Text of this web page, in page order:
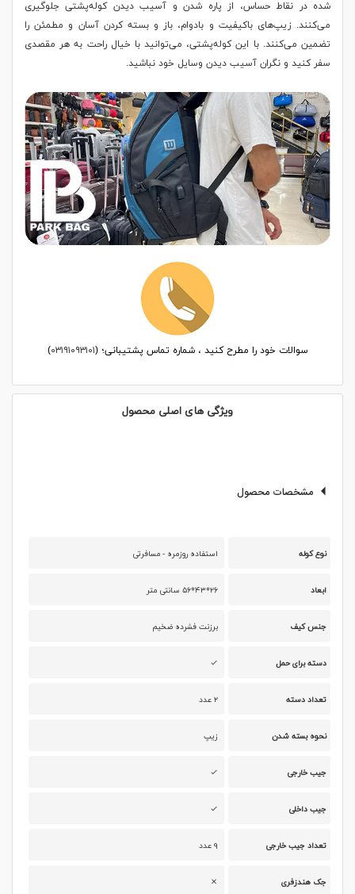
شده در نقاط حساس، از پاره شدن و آسیب دیدن کوله‌پشتی جلوگیری
می‌کنند. زیپ‌های باکیفیت و بادوام، باز و بسته کردن آسان و مطمئن را
تضمین می‌کنند. با این کوله‌پشتی، می‌توانید با خیال راحت به هر مقصدی
سفر کنید و نگران آسیب دیدن وسایل خود نباشید.
سوالات خود را مطرح کنید ، شماره تماس پشتیبانی؛ ( ۰۳۱۹۱۰۹۳۱۰۱)
ویژگی های اصلی محصول
مشخصات محصول
نوع کوله استفاده روزمره - مسافرتی
ابعاد ۲۶*۴۳*۵۶ سانتی متر
جنس کیف برزنت فشرده ضخیم
دسته برای حمل
تعداد دسته
نحوه بسته شدن زیپ
جیب خارجی
جیب داخلی
تعداد جیب خارجی
جک هندزفری